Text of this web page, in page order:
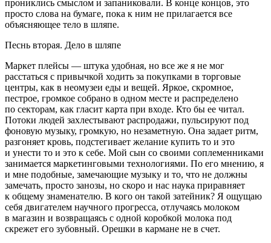
прониклись смыслом и запаниковали. В конце концов, это
просто слова на бумаге, пока к ним не прилагается все
объясняющее тело в шляпе.
Песнь вторая. Дело в шляпе
Маркет плейсы — штука удобная, но все же я не мог
расстаться с привычкой ходить за покупками в торговые
центры, как в неомузеи еды и вещей. Яркое, скромное,
пестрое, громкое собрано в одном месте и распределено
по секторам, как гласит карта при входе. Кто бы ее читал.
Потоки людей захлестывают распродажи, пульсируют под
фоновую музыку, громкую, но незаметную. Она задает ритм,
разгоняет кровь, подстегивает желание купить то и это
и унести то и это к себе. Мой сын со своими соплеменниками
занимается маркетинговыми технологиями. По его мнению, я
и мне подобные, замечающие музыку и то, что не должны
замечать, просто занозы, но скоро и нас наука приравняет
к общему знаменателю. В кого он такой затейник? Я ощущаю
себя двигателем научного прогресса, отлучаясь молоком
в магазин и возвращаясь с одной коробкой молока под
скрежет его зубовный. Орешки в кармане не в счет.